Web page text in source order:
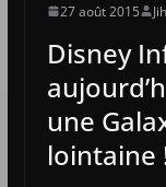
27 août 2015
Disney
une
lointaine